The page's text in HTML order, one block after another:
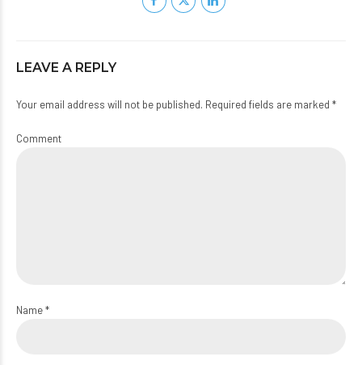
LEAVE A REPLY
Your email address will not be published. Required fields are marked *
Comment
Name *